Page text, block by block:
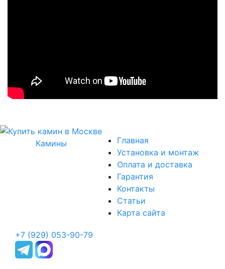
Камины
Главная
Установка и монтаж
Оплата и доставка
Гарантия
Контакты
Статьи
Карта сайта
+7 (929) 053-90-79